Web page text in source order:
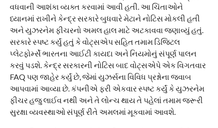
વધવાની આશંકા વ્યક્ત કરવામાં આવી હતી. આ ચિંતાઓને
ધ્યાનમાં રાખીને કેન્દ્ર સરકારે બુધવારે મેટાને નોટિસ મોકલી હતી
અને યુઝરનેમ ફીચરનો અમલ હાલ માટે અટકાવવા જણાવ્યું હતું.
સરકારે સ્પષ્ટ કર્યું હતું કે વોટ્સએપ સહિત તમામ ડિજિટલ
પ્લેટફોર્મ્સે ભારતના આઈટી કાયદા અને નિયમોનું સંપૂર્ણ પાલન
કરવું પડશે. કેન્દ્ર સરકારની નોટિસ બાદ વોટ્સએપે એક વિગતવાર
FAQ પણ જાહેર કર્યું છે, જેમાં યુઝર્સના વિવિધ પ્રશ્નોના જવાબ
આપવામાં આવ્યા છે. કંપનીએ ફરી એકવાર સ્પષ્ટ કર્યું કે યુઝરનેમ
ફીચર હજુ લાઈવ નથી અને તે લોન્ચ થાય તે પહેલાં તમામ જરૂરી
સુરક્ષા વ્યવસ્થાઓ સંપૂર્ણ રીતે અમલમાં મૂકવામાં આવશે.